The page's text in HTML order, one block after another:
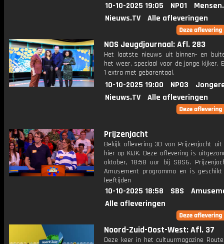
10-10-2025 19:05 NPO1
Nieuws.TV
Alle afleveringen
NOS Jeugdjournaal: Afl. 283
Het laatste nieuws uit binnen- en
het weer, speciaal voor de jonge kijker.
1 extra met gebarentaal.
10-10-2025 19:00 NPO3
Nieuws.TV
Alle afleveringen
Prijzenjacht
Bekijk aflevering 30 van Prijzenjacht uit
hier op KIJK. Deze aflevering is
oktober, 18:58 uur bij SBS6.
Amusement programma en is
leeftijden
10-10-2025 18:58 SBS
Alle afleveringen
Noord-Zuid-Oost-West: Afl. 37
Deze keer in het cultuurmagazine